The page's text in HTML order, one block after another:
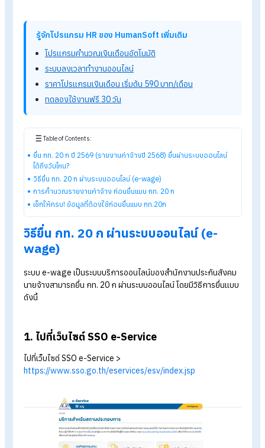
การยื่นแบบแสดงเงินค่าจ้างประจำปี กท.20ก ของ
ทดแทนประจำปี 2568 ผ่านช่องทางออนไลน์ (e-wage)
สำนักงานประกันสังคม สามารถยื่นได้ภายในเดือนกุมภาพันธ์
กรณีที่มีเงินส่วนต่างจากการยื่นแบบ กท.20ก นายจ้างต้องชำระเ
ส่วนต่างนี้ (กท. 25 ค) ให้ครบถ้วนภายในวันที่ 31 มีนาคมของทุกปี
รู้จักโปรแกรม HR ของ HumanSoft เพิ่มเติม
โปรแกรมคำนวณเงินเดือนอัตโนมัติ
ระบบลงเวลาทำงานออนไลน์
ราคาโปรแกรมเงินเดือน เริ่มต้น 590 บาท/เดือน
ทดลองใช้งานฟรี 30 วัน
ยื่น กท. 20 ก ปี 2569 (รายงานค่าจ้างปี 2568) ยื่นผ่านระบบออนไลน์
ได้ถึงวันไหน?
วิธียื่น กท. 20 ก ผ่านระบบออนไลน์ (e-wage)
การคำนวณรายงานค่าจ้าง ก่อนยื่นแบบ กท. 20 ก
วิธียื่น กท. 20 ก ผ่านระบบออนไลน์ (e-
wage)